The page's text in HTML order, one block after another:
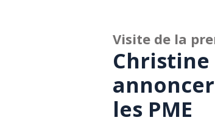
Visite de la
Christine
les PME